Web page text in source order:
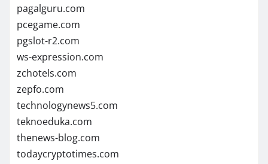
pagalguru.com
pcegame.com
pgslot-r2.com
ws-expression.com
zchotels.com
zepfo.com
technologynews5.com
teknoeduka.com
thenews-blog.com
todaycryptotimes.com